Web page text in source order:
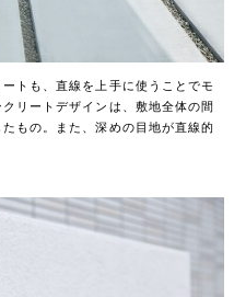
トも、直線を上手に使うことでモ
リートデザインは、敷地全体の間
もの。また、深めの目地が直線的